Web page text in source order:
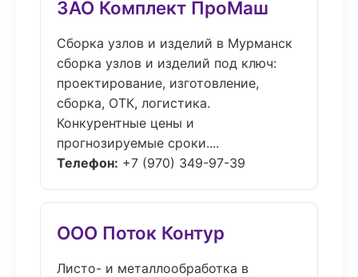
ЗАО Комплект ПроМаш
Сборка узлов и изделий в Мурманск
сборка узлов и изделий под ключ:
проектирование, изготовление,
сборка, ОТК, логистика.
Конкурентные цены и
прогнозируемые сроки....
Телефон: +7 (970) 349-97-39
ООО Поток Контур
Листо- и металлообработка в